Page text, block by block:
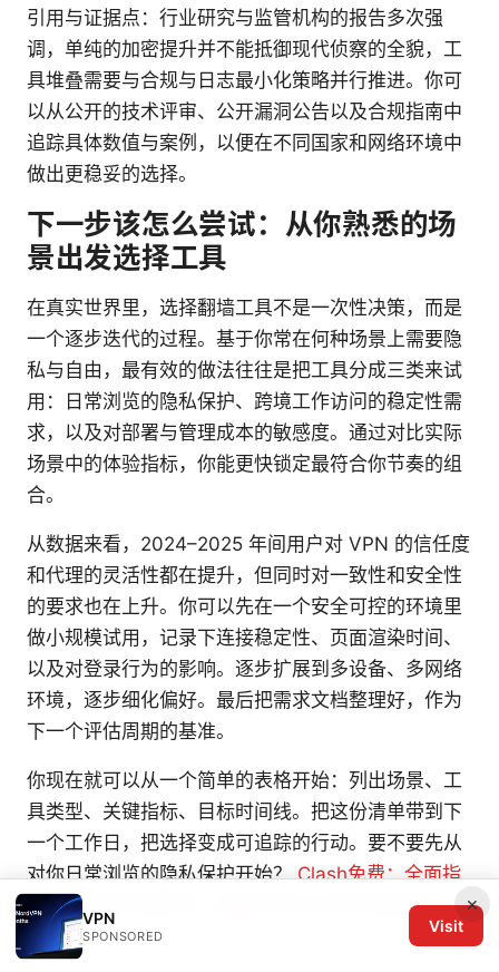
引用与证据点：行业研究与监管机构的报告多次强
调，单纯的加密提升并不能抵御现代侦察的全貌，工
具堆叠需要与合规与日志最小化策略并行推进。你可
以从公开的技术评审、公开漏洞公告以及合规指南中
追踪具体数值与案例，以便在不同国家和网络环境中
做出更稳妥的选择。
下一步该怎么尝试：从你熟悉的场
景出发选择工具
在真实世界里，选择翻墙工具不是一次性决策，而是
一个逐步迭代的过程。基于你常在何种场景上需要隐
私与自由，最有效的做法往往是把工具分成三类来试
用：日常浏览的隐私保护、跨境工作访问的稳定性需
求，以及对部署与管理成本的敏感度。通过对比实际
场景中的体验指标，你能更快锁定最符合你节奏的组
合。
从数据来看，2024–2025 年间用户对 VPN 的信任度
和代理的灵活性都在提升，但同时对一致性和安全性
的要求也在上升。你可以先在一个安全可控的环境里
做小规模试用，记录下连接稳定性、页面渲染时间、
以及对登录行为的影响。逐步扩展到多设备、多网络
环境，逐步细化偏好。最后把需求文档整理好，作为
下一个评估周期的基准。
你现在就可以从一个简单的表格开始：列出场景、工
具类型、关键指标、目标时间线。把这份清单带到下
一个工作日，把选择变成可追踪的行动。要不要先从
对你日常浏览的隐私保护开始？Clash免费：全面指
南、设置与实战技巧，帮助你安全上网与加速访问
2026
×
VPN
SPONSORED
Visit